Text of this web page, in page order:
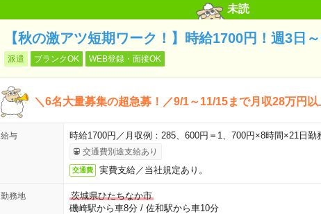
未読
【秋の激アツ短期ワーク！】時給1700円！週3日
派遣 ブランクOK WEB登録・面接OK
＼6名大量募集の超急募！／9/1～11/15まで月収28万円
給与 時給1700円／月収例：285、600円＝1、700円×8時間×21日
交通費別途支給あり
交通費 実費支給／当社規定あり。
勤務地
茨城県ひたちなか市
磯崎駅から車8分/ 佐和駅から車10分